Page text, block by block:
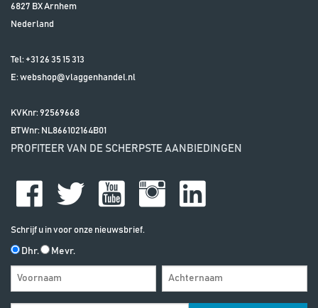
6827 BXArnhem
Nederland
Tel: +31 26 35 15 313
E:webshop@vlaggenhandel.nl
KVKnr: 92569668
BTWnr: NL866102164B01
PROFITEER VAN DE SCHERPSTE AANBIEDINGEN
Schrijf u in voor onze nieuwsbrief.
Dhr. Mevr.